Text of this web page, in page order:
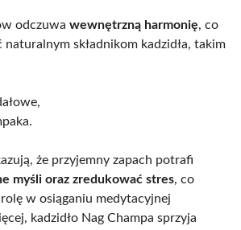
odczuwa wewnętrzną harmonię, co
naturalnym składnikom kadzidła, takim
że przyjemny zapach potrafi
myśli oraz zredukować stres, co
w osiąganiu medytacyjnej
kadzidło Nag Champa sprzyja